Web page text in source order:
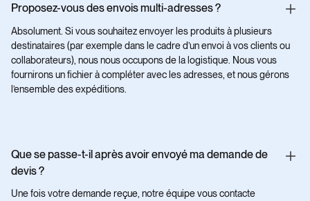
Proposez-vous des envois multi-adresses ?
Absolument. Si vous souhaitez envoyer les produits à plusieurs
destinataires (par exemple dans le cadre d’un envoi à vos clients ou
collaborateurs), nous nous occupons de la logistique. Nous vous
fournirons un fichier à compléter avec les adresses, et nous gérons
l’ensemble des expéditions.
Que se passe-t-il après avoir envoyé ma demande de
devis ?
Une fois votre demande reçue, notre équipe vous contacte